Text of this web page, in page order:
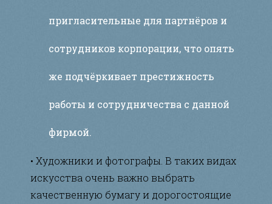
пригласительные для партнёров и
сотрудников корпорации, что опять
же подчёркивает престижность
работы и сотрудничества с данной
фирмой.
• Художники и фотографы. В таких видах
искусства очень важно выбрать
качественную бумагу и дорогостоящие